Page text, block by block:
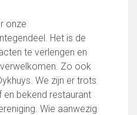
onze
Het is de
te verlengen en
Zo ook
We zijn er trots
en bekend restaurant
Wie aanwezig